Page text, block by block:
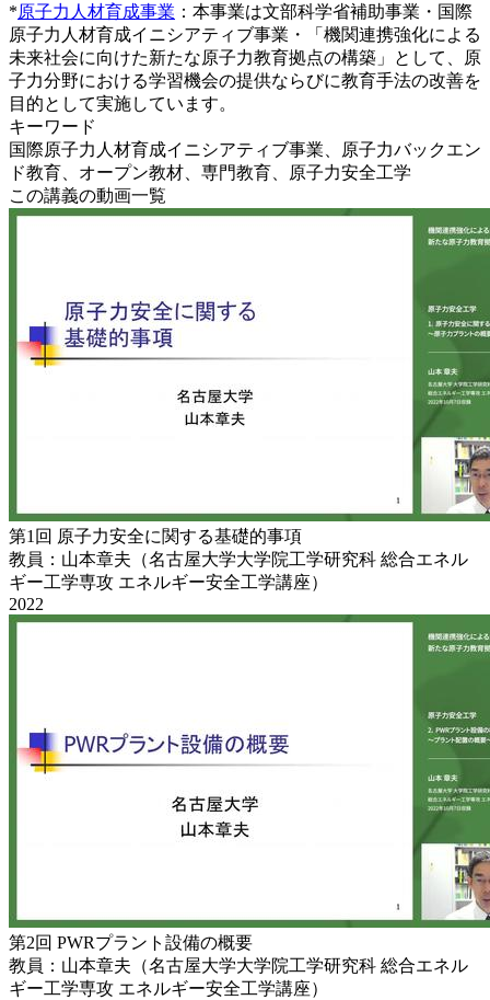
*原子力人材育成事業 ：本事業は文部科学省補助事業・国際
原子力人材育成イニシアティブ事業・「機関連携強化による
未来社会に向けた新たな原子力教育拠点の構築」として、原
子力分野における学習機会の提供ならびに教育手法の改善を
目的として実施しています。
キーワード
国際原子力人材育成イニシアティブ事業、原子力バックエン
ド教育、オープン教材、専門教育、原子力安全工学
この講義の動画一覧
第1回 原子力安全に関する基礎的事項
教員：山本章夫（名古屋大学大学院工学研究科 総合エネル
ギー工学専攻 エネルギー安全工学講座）
2022
第2回 PWRプラント設備の概要
教員：山本章夫（名古屋大学大学院工学研究科 総合エネル
ギー工学専攻 エネルギー安全工学講座）